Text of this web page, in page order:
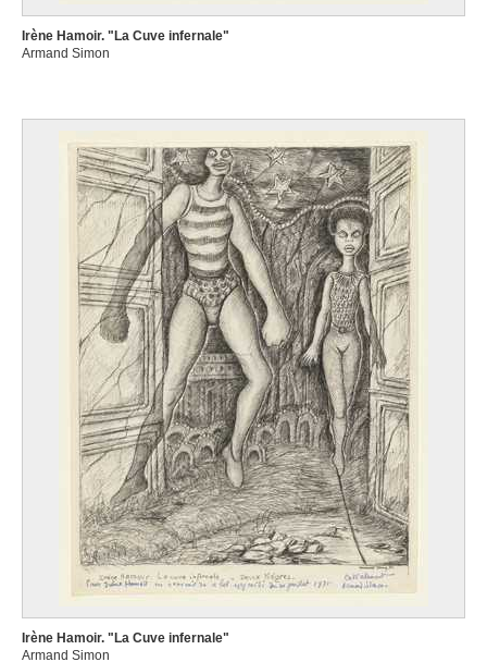
Irène Hamoir. "La Cuve infernale"
Armand Simon
Irène Hamoir. "La Cuve infernale"
Armand Simon